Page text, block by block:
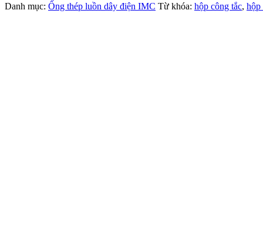
Danh mục: Ống thép luồn dây điện IMC Từ khóa: hộp công tắc, hộp